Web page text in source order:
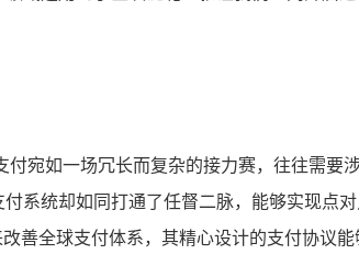
宛如一场冗长而复杂的接力赛，往往需要
系统却如同打通了任督二脉，能够实现点
善全球支付体系，其精心设计的支付协议